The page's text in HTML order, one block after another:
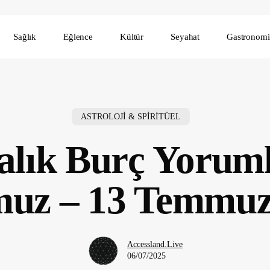
Sağlık Eğlence Kültür Seyahat Gastronomi
ASTROLOJİ & SPİRİTÜEL
Burç
– 13
Accessland.Live
06/07/2025